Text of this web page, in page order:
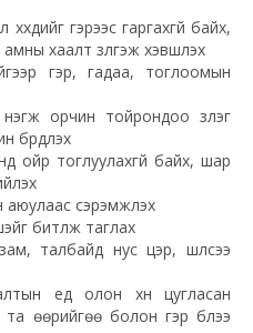
гэрээс гаргахгүй байх,
хаалт зүүлгэж хэвшүүлэх
гэр, гадаа, тоглоомын
орчин тойрондоо үзлэг
ойр тоглуулахгүй байх, шар
аюулаас сэрэмжлэх
битүүлж таглах
талбайд нус цэр, шүлсээ
үед олон хүн цугласан
та өөрийгөө болон гэр бүлээ